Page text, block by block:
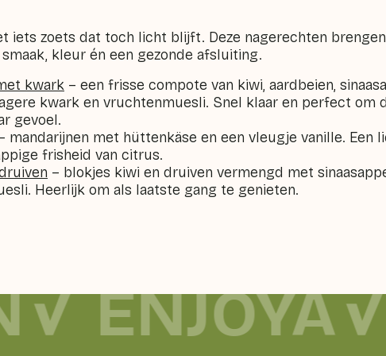
iets zoets dat toch licht blijft. Deze nagerechten
kleur én een gezonde afsluiting.
kwark – een frisse compote van kiwi, aardbeien,
kwark en vruchtenmuesli. Snel klaar en perfect om
gevoel.
mandarijnen met hüttenkäse en een vleugje vanille. Een
frisheid van citrus.
– blokjes kiwi en druiven vermengd met
Heerlijk om als laatste gang te genieten.
ENJOYA